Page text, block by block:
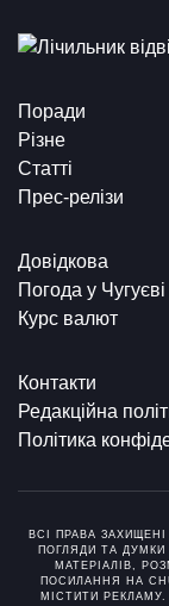
Поради
Різне
Статті
Прес-релізи
Довідкова
Погода у Чугуєві
Курс валют
Контакти
Редакційна
Політика
ВСІ ПРАВА
ПОГЛЯДИ ТА ДУМКИ
МАТЕРІАЛІВ,
ПОСИЛАННЯ НА
МІСТИТИ РЕКЛАМУ.